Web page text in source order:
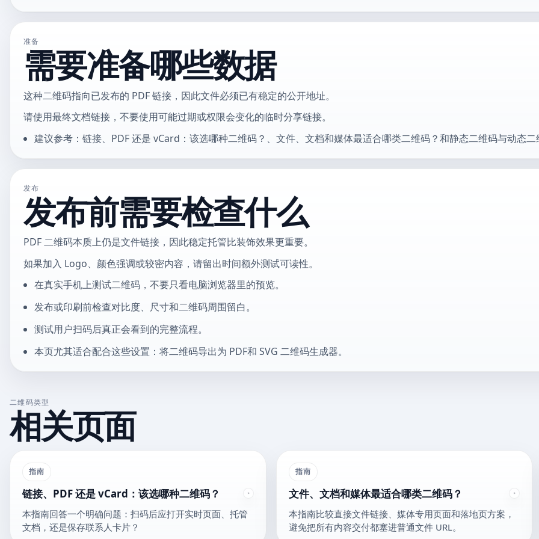
准备
需要准备哪些数据
这种二维码指向已发布的 PDF 链接，因此文件必须已有稳定的公开地址。
请使用最终文档链接，不要使用可能过期或权限会变化的临时分享链接。
建议参考：链接、PDF 还是 vCard：该选哪种二维码？、文件、文档和媒体最适合哪类二维码？和静态二维码与动态二
发布
发布前需要检查什么
PDF 二维码本质上仍是文件链接，因此稳定托管比装饰效果更重要。
如果加入 Logo、颜色强调或较密内容，请留出时间额外测试可读性。
在真实手机上测试二维码，不要只看电脑浏览器里的预览。
发布或印刷前检查对比度、尺寸和二维码周围留白。
测试用户扫码后真正会看到的完整流程。
本页尤其适合配合这些设置：将二维码导出为 PDF和 SVG 二维码生成器。
二维码类型
相关页面
指南
链接、PDF 还是 vCard：该选哪种二维码？
本指南回答一个明确问题：扫码后应打开实时页面、托管
文档，还是保存联系人卡片？
指南
文件、文档和媒体最适合哪类二维码？
本指南比较直接文件链接、媒体专用页面和落地页方案，
避免把所有内容交付都塞进普通文件 URL。